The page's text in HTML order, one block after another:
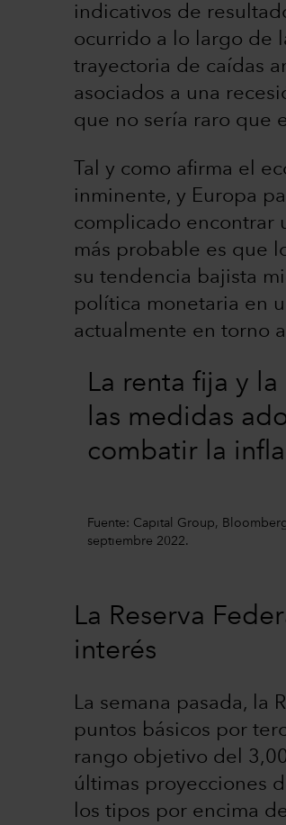
indicativos de
ocurrido a lo largo de
trayectoria de caídas
asociados a una
que no sería raro que
Tal y como afirma el
inminente, y Europa
complicado encontrar
más probable es que
su tendencia bajista
política monetaria en
actualmente en torno
La renta fija y
las medidas
combatir la
Fuente: Capital Group,
septiembre 2022.
La Reserva
interés
La semana pasada, la
puntos básicos por
rango objetivo del
últimas proyecciones
los tipos por encima